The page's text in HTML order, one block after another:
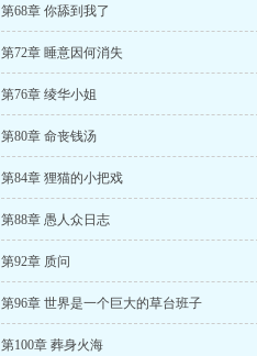
第68章 你舔到我了
第72章 睡意因何消失
第76章 绫华小姐
第80章 命丧钱汤
第84章 狸猫的小把戏
第88章 愚人众日志
第92章 质问
第96章 世界是一个巨大的草台班子
第100章 葬身火海